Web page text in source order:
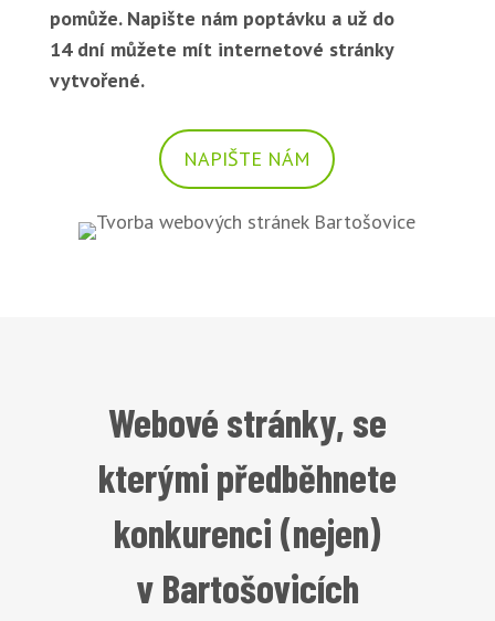
pomůže. Napište nám poptávku a už do
14 dní můžete mít internetové stránky
vytvořené.
NAPIŠTE NÁM
Webové stránky, se
kterými předběhnete
konkurenci (nejen)
v Bartošovicích